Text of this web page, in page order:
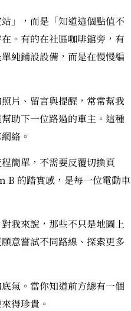
」，而是「知道這個點值不
。有的在社區咖啡館旁，有
純鋪設設備，而是在慢慢編
片、留言與提醒，常常幫我
助下一位路過的車主。這種
絡。
簡單，不需要反覆切換頁
B 的踏實感，是每一位電動車
我來說，那些不只是地圖上
意嘗試不同路線、探索更多
氣。當你知道前方總有一個
得珍貴。